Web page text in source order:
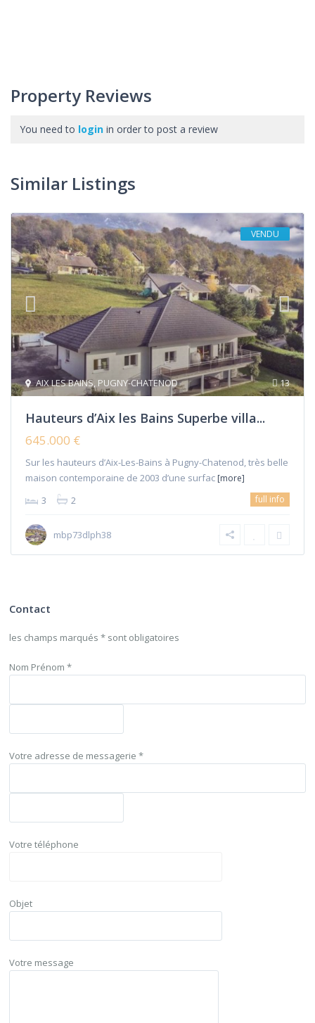
Property Reviews
You need to login in order to post a review
Similar Listings
13
AIX LES BAINS, PUGNY-CHATENOD
VENDU
Hauteurs d’Aix les Bains Superbe villa...
645.000 €
Sur les hauteurs d’Aix-Les-Bains à Pugny-Chatenod, très belle
maison contemporaine de 2003 d’une surfac [more]
3 2 full info
mbp73dlph38
Contact
les champs marqués * sont obligatoires
Nom Prénom *
Votre adresse de messagerie *
Votre téléphone
Objet
Votre message